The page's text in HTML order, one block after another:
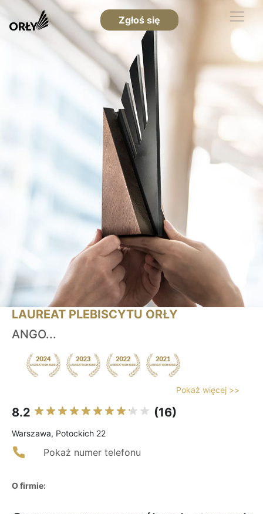
Zgłoś się
LAUREAT PLEBISCYTU ORŁY
ANGO...
Pokaż więcej >>
8.2 (16)
Warszawa, Potockich 22
Pokaż numer telefonu
O firmie: